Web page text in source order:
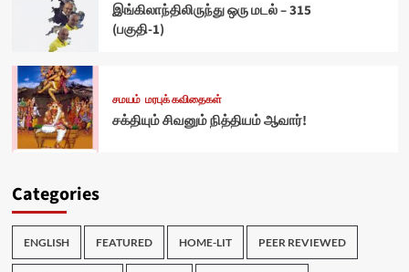
இங்கிலாந்திலிருந்து ஒரு மடல் – 315
(பகுதி-1)
சமயம் மரபுக் கவிதைகள்
சக்தியும் சிவனும் நித்தியம் ஆவார்!
Categories
ENGLISH FEATURED HOME-LIT PEER REVIEWED